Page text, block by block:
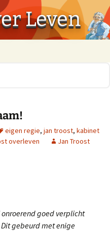
Leven
eigen regie, jan troost, kabinet
overleven Jan Troost
goed verplicht
gebeurd met enige